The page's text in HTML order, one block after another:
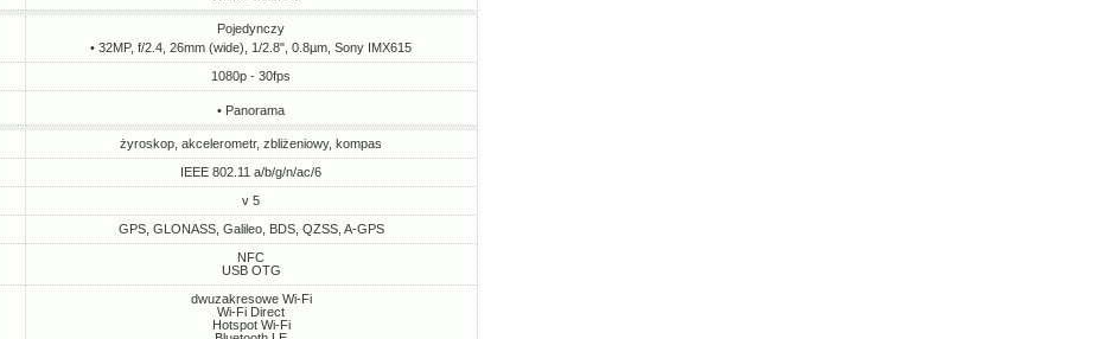
Pojedynczy
• 32MP, f/2.4, 26mm (wide), 1/2.8", 0.8µm, Sony IMX615
1080p - 30fps
• Panorama
żyroskop, akcelerometr, zbliżeniowy, kompas
IEEE 802.11 a/b/g/n/ac/6
v 5
GPS, GLONASS, Galileo, BDS, QZSS, A-GPS
NFC
USB OTG
dwuzakresowe Wi-Fi
Wi-Fi Direct
Hotspot Wi-Fi